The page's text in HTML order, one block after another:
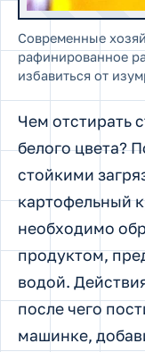
Современные
рафинированное
избавиться от
Чем отстирать
белого цвета?
стойкими
картофельный
необходимо
продуктом,
водой.
после чего
машинке,